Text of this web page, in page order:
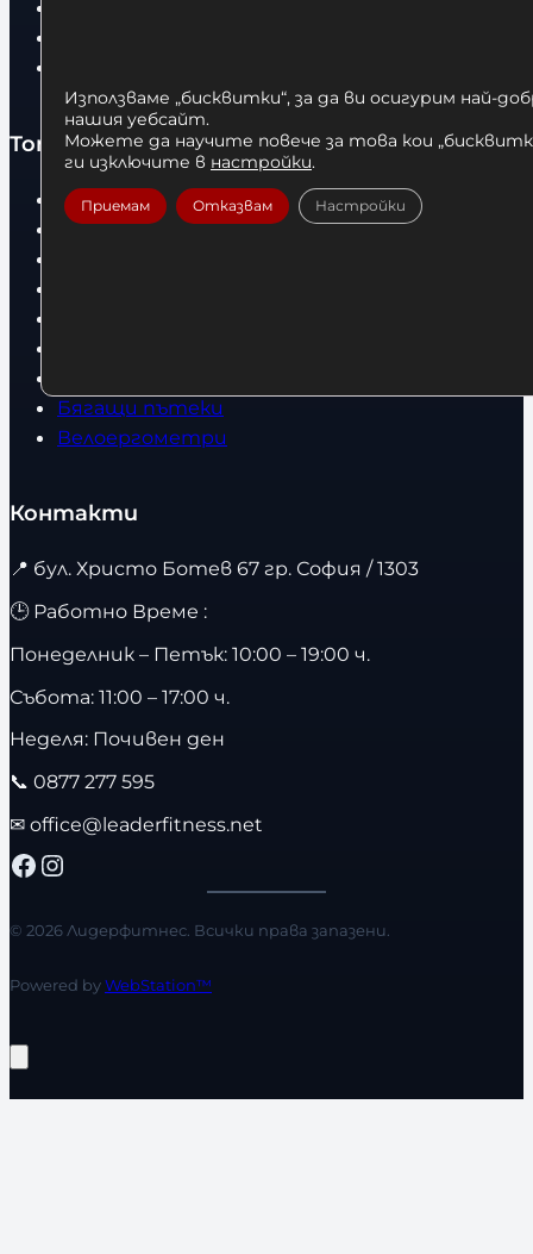
Топ категории
Бокс
Боксови чували
Бягащи пътеки
Велоергометри
Контакти
📍 бул. Христо Ботев 67 гр. София / 1303
🕒 Работно Време :
Понеделник – Петък: 10:00 – 19:00 ч.
Събота: 11:00 – 17:00 ч.
Неделя: Почивен ден
📞 0877 277 595
✉ office@leaderfitness.net
Facebook Instagram
© 2026 Лидерфитнес. Всички права запазени.
Powered byWebStation™
Използваме „бисквитки“, за да ви осигурим най-
нашия уебсайт.
Можете да научите повече за това кои
ги изключите в настройки.
Приемам Отказвам Настройки